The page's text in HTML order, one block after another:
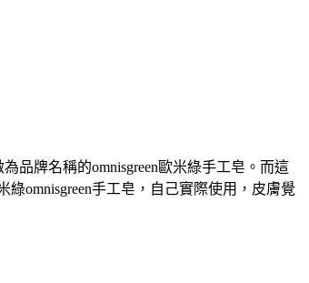
品牌名稱的omnisgreen歐米綠手工皂。而這
omnisgreen手工皂，自己實際使用，皮膚覺